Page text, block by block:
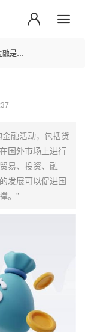
么意思？
融活动，包括货
国外市场上进行
易、投资、融
发展可以促进国
。”